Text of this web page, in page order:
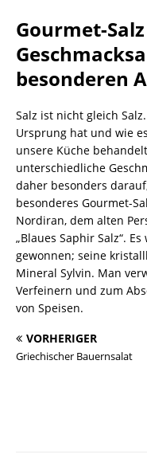
Gourmet-
besonderen
Salz ist nicht gleich
Ursprung hat und wie
unsere Küche
unterschiedliche
daher besonders
besonderes Gourmet-
Nordiran, dem alten
„Blaues Saphir Salz“.
gewonnen; seine
Mineral Sylvin. Man
Verfeinern und zum
von Speisen.
VORHERIGER
Griechischer Bauernsalat